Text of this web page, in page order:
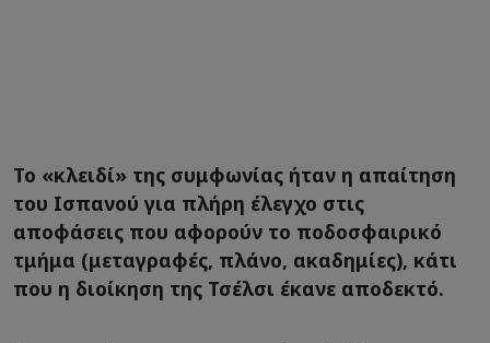
Το «κλειδί» της συμφωνίας ήταν η απαίτηση
του Ισπανού για πλήρη έλεγχο στις
αποφάσεις που αφορούν το ποδοσφαιρικό
τμήμα (μεταγραφές, πλάνο, ακαδημίες), κάτι
που η διοίκηση της Τσέλσι έκανε αποδεκτό.